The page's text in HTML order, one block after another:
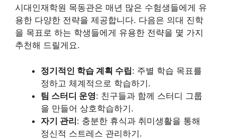
시대인재학원 목동관은 매년 많은 수험생들에게 유
용한 다양한 전략을 제공합니다. 다음은 의대 진학
을 목표로 하는 학생들에게 유용한 전략을 몇 가지
추천해 드릴게요.
정기적인 학습 계획 수립: 주별 학습 목표를
정하고 체계적으로 학습하기.
팀 스터디 운영: 친구들과 함께 스터디 그룹
을 만들어 상호학습하기.
자기 관리: 충분한 휴식과 취미생활을 통해
정신적 스트레스 관리하기.